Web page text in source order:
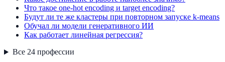
Что такое one-hot encoding и target encoding?
Будут ли те же кластеры при повторном запуске k-means
Обучал ли модели генеративного ИИ
Как работает линейная регрессия?
Все 24 профессии